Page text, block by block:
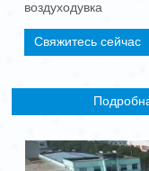
воздуходувка
Свяжитесь сейчас